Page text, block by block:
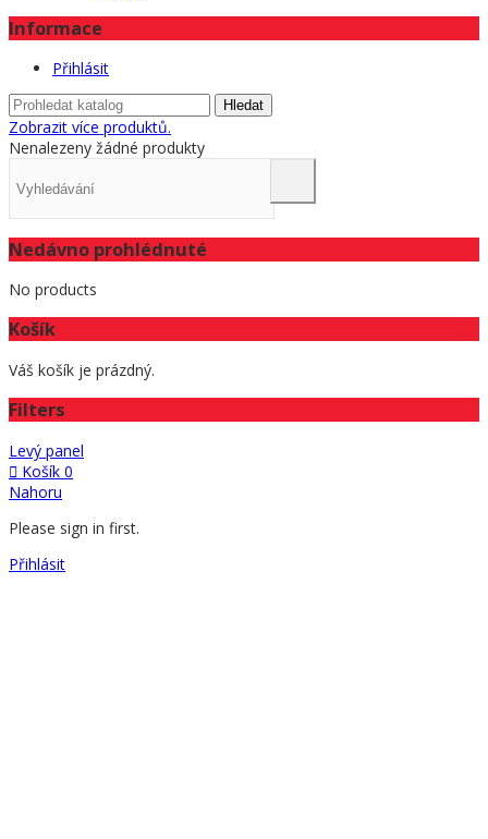
Informace
Přihlásit
Hledat
Zobrazit více produktů.
Nenalezeny žádné produkty
Nedávno prohlédnuté
No products
Košík
Váš košík je prázdný.
Filters
Levý panel
Košík 0
Nahoru
Please sign in first.
Přihlásit